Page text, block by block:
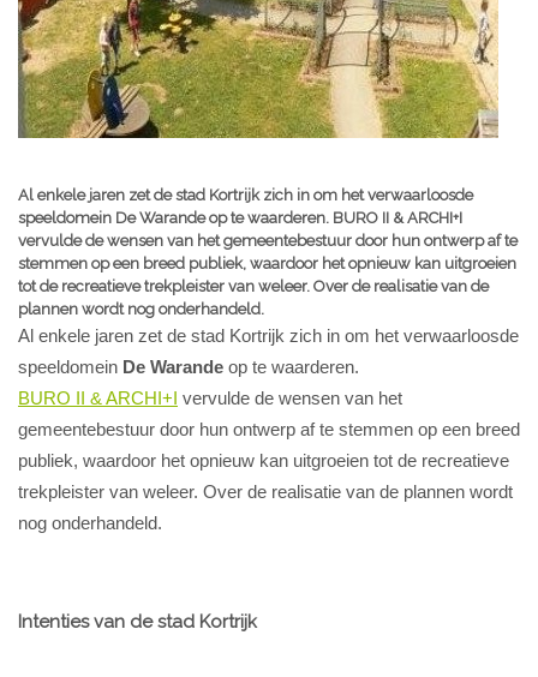
Al enkele jaren zet de stad Kortrijk zich in om het verwaarloosde
speeldomein De Warande op te waarderen. BURO II & ARCHI+I
vervulde de wensen van het gemeentebestuur door hun ontwerp af te
stemmen op een breed publiek, waardoor het opnieuw kan uitgroeien
tot de recreatieve trekpleister van weleer. Over de realisatie van de
plannen wordt nog onderhandeld.
Al enkele jaren zet de stad Kortrijk zich in om het verwaarloosde
speeldomein De Warande op te waarderen.
BURO II & ARCHI+I vervulde de wensen van het
gemeentebestuur door hun ontwerp af te stemmen op een breed
publiek, waardoor het opnieuw kan uitgroeien tot de recreatieve
trekpleister van weleer. Over de realisatie van de plannen wordt
nog onderhandeld.
Intenties van de stad Kortrijk